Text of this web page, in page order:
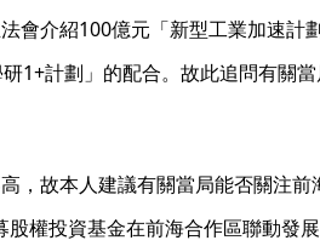
會介紹100億元「新型工業加速計
1+計劃」的配合。故此追問有關
，故本人建議有關當局能否關注
權投資基金在前海合作區聯動發